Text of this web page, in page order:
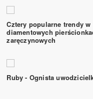
Cztery popularne trendy w
diamentowych
zaręczynowych
Ruby - Ognista